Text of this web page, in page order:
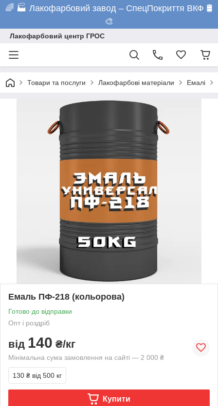
🌈 🏭 Лакофарбовий завод – СпецПокриття ВКФ 🛢️
🎨
Лакофарбовий центр ГРОС
Товари та послуги Лакофарбові матеріали Емалі
Емаль ПФ-218 (кольорова)
Готово до відправки
Опт і роздріб
від 140 ₴/кг
Мінімальна сума замовлення на сайті — 2 000 ₴
130 ₴ від 500 кг
Купити